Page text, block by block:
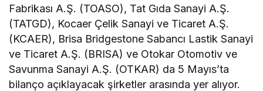
Fabrikası A.Ş. (TOASO), Tat Gıda Sanayi A.Ş.
(TATGD), Kocaer Çelik Sanayi ve Ticaret A.Ş.
(KCAER), Brisa Bridgestone Sabancı Lastik Sanayi
ve Ticaret A.Ş. (BRISA) ve Otokar Otomotiv ve
Savunma Sanayi A.Ş. (OTKAR) da 5 Mayıs’ta
bilanço açıklayacak şirketler arasında yer alıyor.